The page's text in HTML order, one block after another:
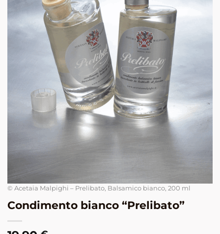
© Acetaia Malpighi – Prelibato, Balsamico bianco, 200 ml
Condimento bianco “Prelibato”